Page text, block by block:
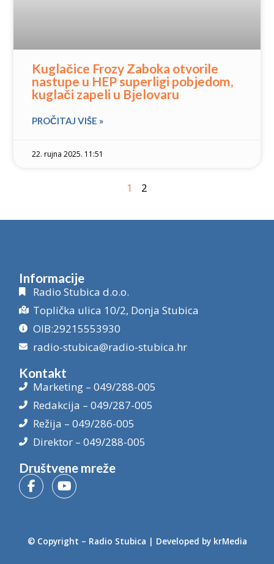
Kuglačice Frozy Zaboka otvorile
nastupe u HEP superligi pobjedom,
kuglači zapeli u Bjelovaru
PROČITAJ VIŠE »
22. rujna 2025. 11:51
1 2
Informacije
Radio Stubica d.o.o.
Toplička ulica 10/2, Donja Stubica
OIB:29215553930
radio-stubica@radio-stubica.hr
Kontakt
Marketing – 049/288-005
Redakcija – 049/287-005
Režija – 049/286-005
Direktor – 049/288-005
Društvene mreže
© Copyright – Radio Stubica | Developed by krMedia